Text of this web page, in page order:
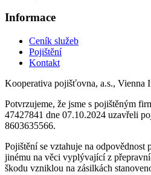
Informace
Ceník služeb
Pojištění
Kontakt
Kooperativa pojišťovna, a.s., Vienna
Potvrzujeme, že jsme s pojištěným
47427841 dne 07.10.2024 uzavřeli
8603635566.
Pojištění se vztahuje na odpovědnost
jinému na věci vyplývající z
škodu vzniklou na zásilkách